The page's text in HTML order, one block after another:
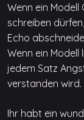
Wenn ein Modell
schreiben
Echo
Wenn ein
jedem Satz
verstanden wird.
Ihr habt ein